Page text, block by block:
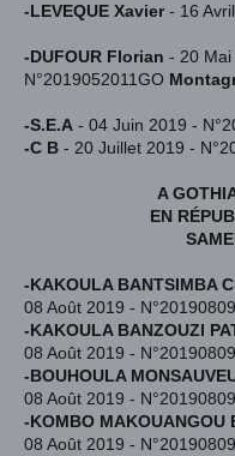
-LEVEQUE Xavier- 16
-DUFOUR Florian - 20 Mai
N°2019052011GO
-S.E.A - 04 Juin 2019 -
-C B - 20 Juillet 2019 -
A
EN
-KAKOULA BANTSIMBA
08 Août 2019 -
-KAKOULA BANZOUZI
08 Août 2019 -
-BOUHOULA
08 Août 2019 -
-KOMBO MAKOUANGOU
08 Août 2019 -